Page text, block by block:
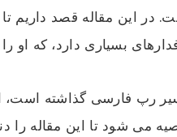
در این مقاله قصد داریم
بسیاری دارد، که او
رپ فارسی گذاشته
می شود تا این مقاله را